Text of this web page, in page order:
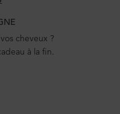
cheveux ?
à la fin.